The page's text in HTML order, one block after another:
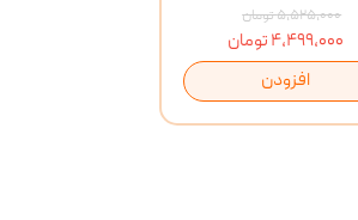
۵,۵۲۵,۰۰۰ تومان
۴,۴۹۹,۰۰۰ تومان
افزودن